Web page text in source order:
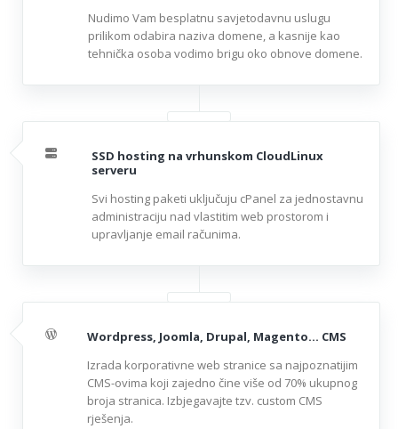
Nudimo Vam besplatnu savjetodavnu uslugu
prilikom odabira naziva domene, a kasnije kao
tehnička osoba vodimo brigu oko obnove domene.
SSD hosting na vrhunskom CloudLinux
serveru
Svi hosting paketi uključuju cPanel za jednostavnu
administraciju nad vlastitim web prostorom i
upravljanje email računima.
Wordpress, Joomla, Drupal, Magento... CMS
Izrada korporativne web stranice sa najpoznatijim
CMS-ovima koji zajedno čine više od 70% ukupnog
broja stranica. Izbjegavajte tzv. custom CMS
rješenja.